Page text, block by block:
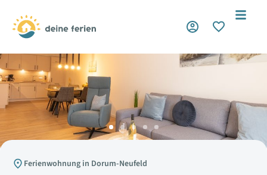
Ferienwohnung in Dorum-Neufeld